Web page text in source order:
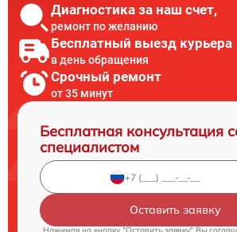
Диагностика за наш счет,
ремонт по желанию
Бесплатный выезд курьера
в день обращения
Срочный ремонт
от 35 минут
Бесплатная консультация
специалистом
Оставить заявку